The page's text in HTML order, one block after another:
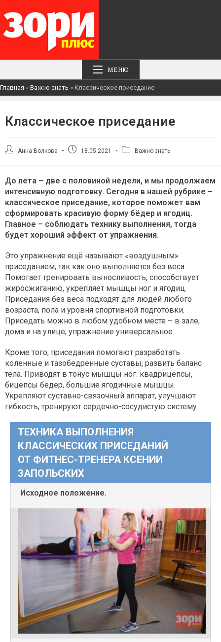
МЕНЮ
Главная » Важно знать » Классическое приседание
Классическое приседание
АвторАнна Волкова
Запись18.05.2021
РубрикаВажно знать
До лета – две с половиной недели, и мы продолжаем
интенсивную подготовку. Сегодня в нашей рубрике –
классическое приседание, которое поможет вам
сформировать красивую форму бёдер и ягодиц.
Главное – соблюдать технику выполнения, тогда
будет хороший эффект от упражнения.
Это упражнение ещё называют «воздушным»
приседанием, так как оно выполняется без веса.
Помогает тренировать выносливость, способствует
жиросжиганию, укрепляет мышцы ног и ягодиц.
Приседания без веса подходят для людей любого
возраста, пола и уровня спортивной подготовки.
Приседать можно в любом удобном месте – в зале,
дома и на улице, упражнение универсальное.
Кроме того, приседания помогают разработать
коленные и тазобедренные суставы, развить баланс
тела. Приводят в тонус мышцы ног: квадрицепсы,
бицепсы бёдер, большие ягодичные мышцы.
Укрепляют суставно-связочный аппарат, улучшают
гибкость, тренируют сердечно-сосудистую систему.
ТЕХНИКА ВЫПОЛНЕНИЯ
КЛАССИЧЕСКИХ ПРИСЕДАНИЙ
ОТ ФИТНЕС-ТРЕНЕРА КСЕНИИ
ЗАПОЛЬСКИХ
Исходное положение.